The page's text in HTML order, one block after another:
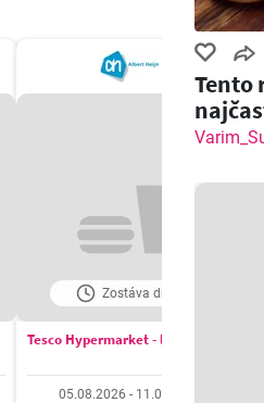
Zostáva dní: 4
Tesco Hypermarket - leták
05.08.2026 - 11.08.2026
Tento